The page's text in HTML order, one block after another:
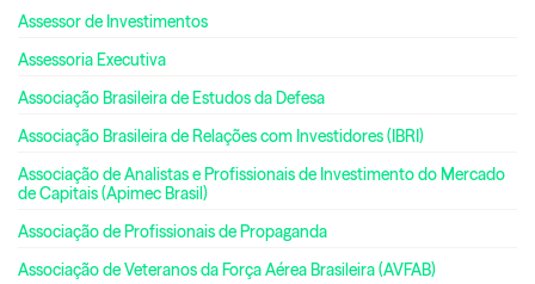
Assessor de Investimentos
Assessoria Executiva
Associação Brasileira de Estudos da Defesa
Associação Brasileira de Relações com Investidores (IBRI)
Associação de Analistas e Profissionais de Investimento do Mercado
de Capitais (Apimec Brasil)
Associação de Profissionais de Propaganda
Associação de Veteranos da Força Aérea Brasileira (AVFAB)